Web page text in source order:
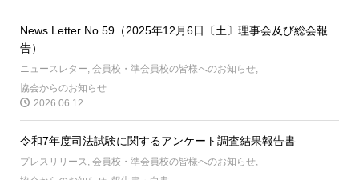
News Letter No.59（2025年12月6日〔土〕理事会及び総会報
告）
ニュースレター, 会員校・準会員校の皆様へのお知らせ,
協会からのお知らせ
2026.06.12
令和7年度司法試験に関するアンケート調査結果報告書
プレスリリース, 会員校・準会員校の皆様へのお知らせ,